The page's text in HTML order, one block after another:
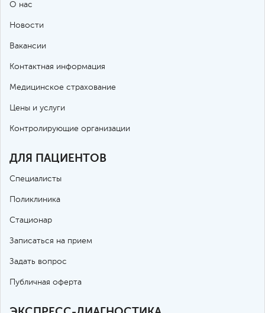
О нас
Новости
Вакансии
Контактная информация
Медицинское страхование
Цены и услуги
Контролирующие организации
ДЛЯ ПАЦИЕНТОВ
Специалисты
Поликлиника
Стационар
Записаться на прием
Задать вопрос
Публичная оферта